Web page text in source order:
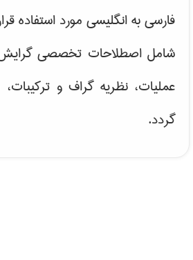
فارسی به انگلیسی مورد استفاده
شامل اصطلاحات تخصصی
عملیات، نظریه گراف و تركیبات،
گردد.